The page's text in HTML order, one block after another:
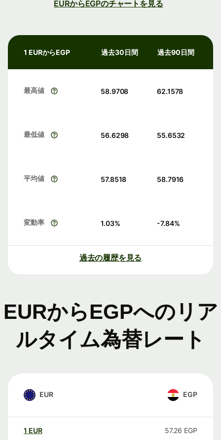
EURからEGPのチャートを見る
1 EURからEGP 過去30日間 過去90日間
最高値 58.9708 62.1578
最低値 56.6298 55.6532
平均値 57.8518 58.7916
変動率 1.03% -7.84%
過去の履歴を見る
EURからEGPへのリア
ルタイム為替レート
EUR EGP
1 EUR 57.26 EGP